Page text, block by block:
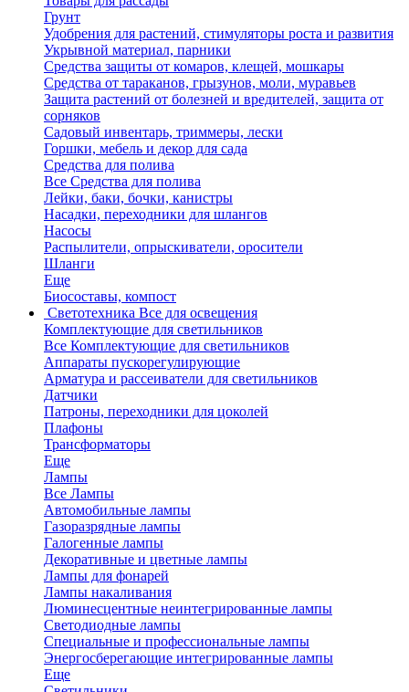
Грунт
Удобрения для растений, стимуляторы роста и развития
Укрывной материал, парники
Средства защиты от комаров, клещей, мошкары
Средства от тараканов, грызунов, моли, муравьев
Защита растений от болезней и вредителей, защита от
сорняков
Садовый инвентарь, триммеры, лески
Горшки, мебель и декор для сада
Средства для полива
Все Средства для полива
Лейки, баки, бочки, канистры
Насадки, переходники для шлангов
Насосы
Распылители, опрыскиватели, оросители
Шланги
Еще
Биосоставы, компост
Светотехника Все для освещения
Комплектующие для светильников
Все Комплектующие для светильников
Аппараты пускорегулирующие
Арматура и рассеиватели для светильников
Датчики
Патроны, переходники для цоколей
Плафоны
Трансформаторы
Еще
Лампы
Все Лампы
Автомобильные лампы
Газоразрядные лампы
Галогенные лампы
Декоративные и цветные лампы
Лампы для фонарей
Лампы накаливания
Люминесцентные неинтегрированные лампы
Светодиодные лампы
Специальные и профессиональные лампы
Энергосберегающие интегрированные лампы
Еще